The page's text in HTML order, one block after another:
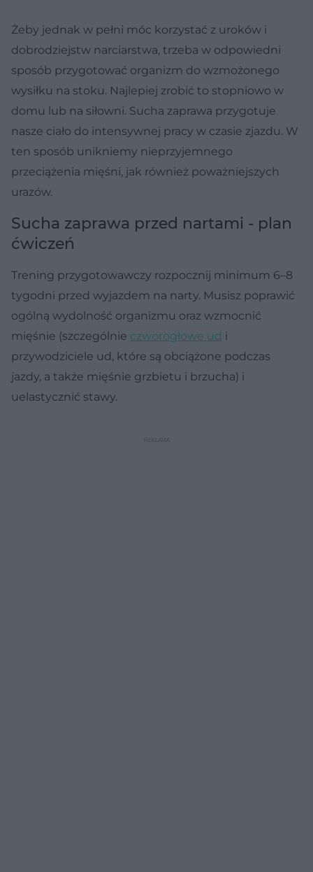
Żeby jednak w pełni móc korzystać z uroków i
dobrodziejstw narciarstwa, trzeba w odpowiedni
sposób przygotować organizm do wzmożonego
wysiłku na stoku. Najlepiej zrobić to stopniowo w
domu lub na siłowni. Sucha zaprawa przygotuje
nasze ciało do intensywnej pracy w czasie zjazdu. W
ten sposób unikniemy nieprzyjemnego
przeciążenia mięśni, jak również poważniejszych
urazów.
Sucha zaprawa przed nartami - plan
ćwiczeń
Trening przygotowawczy rozpocznij minimum 6–8
tygodni przed wyjazdem na narty. Musisz poprawić
ogólną wydolność organizmu oraz wzmocnić
mięśnie (szczególnie czworogłowe ud i
przywodziciele ud, które są obciążone podczas
jazdy, a także mięśnie grzbietu i brzucha) i
uelastycznić stawy.